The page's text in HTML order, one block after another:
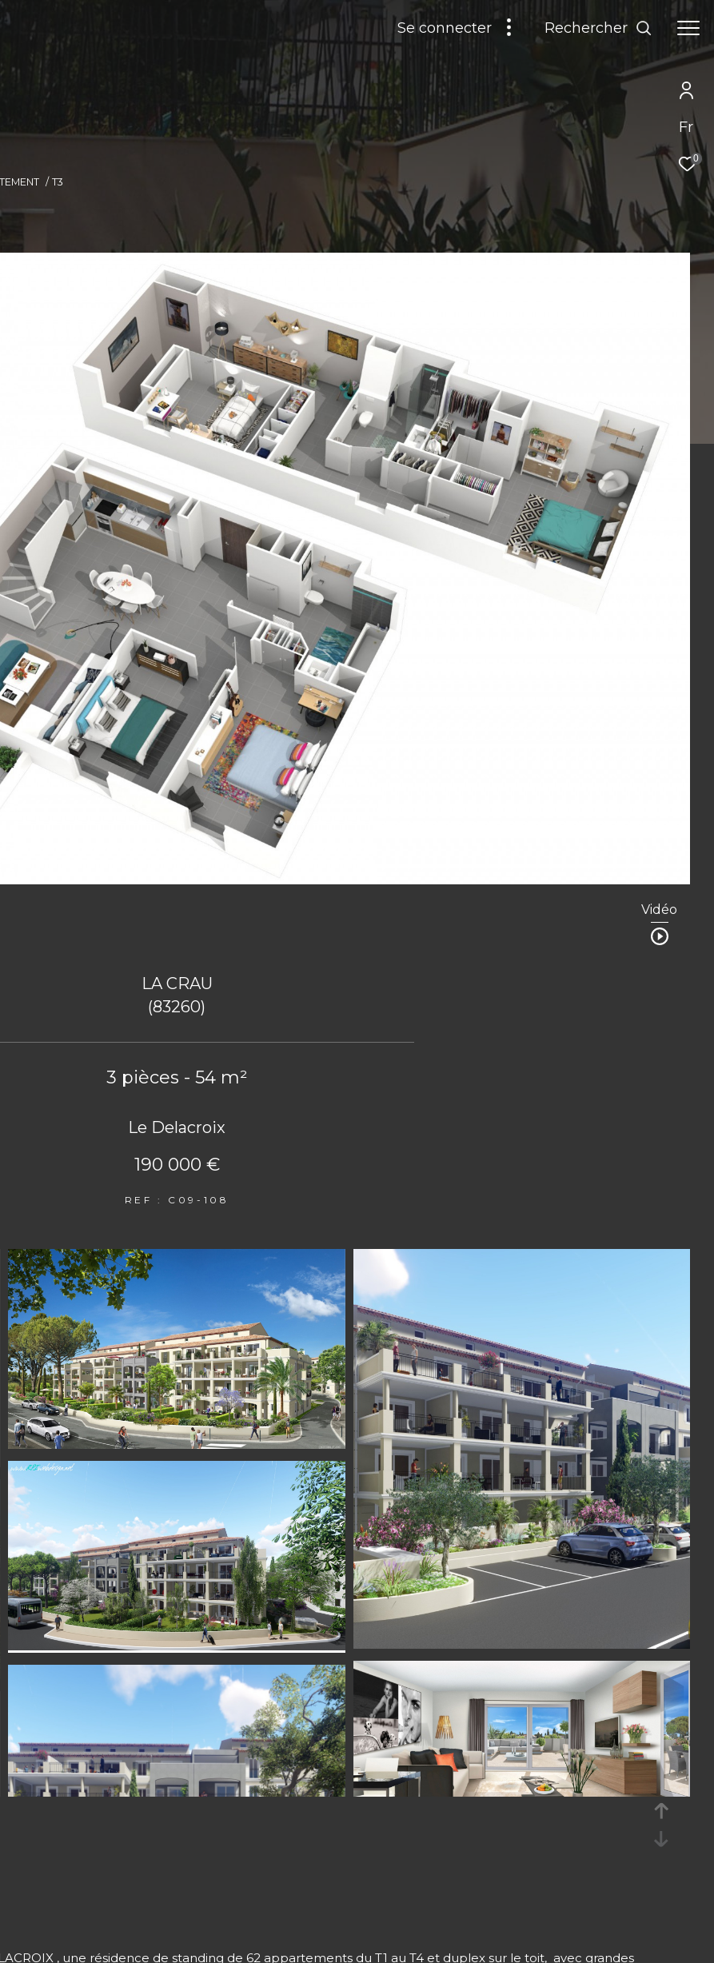
Fr
0
Se connecter Rechercher
T3
Vidéo
LA CRAU
(83260)
3 pièces - 54 m²
Le Delacroix
190 000 €
REF : C09-108
, une résidence de standing de 62 appartements du T1 au T4 et duplex sur le toit, avec grandes